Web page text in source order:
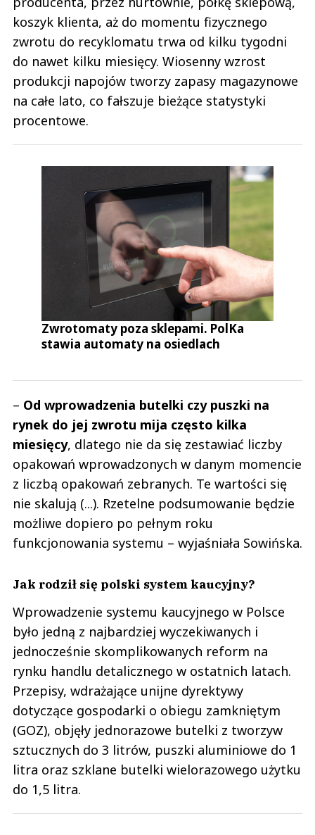
koszyk klienta, aż do momentu fizycznego
zwrotu do recyklomatu trwa od kilku tygodni
do nawet kilku miesięcy. Wiosenny wzrost
produkcji napojów tworzy zapasy magazynowe
na całe lato, co fałszuje bieżące statystyki
procentowe.
Zwrotomaty poza sklepami. PolKa
stawia automaty na osiedlach
– Od wprowadzenia butelki czy puszki na
rynek do jej zwrotu mija często kilka
miesięcy, dlatego nie da się zestawiać liczby
opakowań wprowadzonych w danym momencie
z liczbą opakowań zebranych. Te wartości się
nie skalują (...). Rzetelne podsumowanie będzie
możliwe dopiero po pełnym roku
funkcjonowania systemu – wyjaśniała Sowińska.
Jak rodził się polski system kaucyjny?
Wprowadzenie systemu kaucyjnego w Polsce
było jedną z najbardziej wyczekiwanych i
jednocześnie skomplikowanych reform na
rynku handlu detalicznego w ostatnich latach.
Przepisy, wdrażające unijne dyrektywy
dotyczące gospodarki o obiegu zamkniętym
(GOZ), objęły jednorazowe butelki z tworzyw
sztucznych do 3 litrów, puszki aluminiowe do 1
litra oraz szklane butelki wielorazowego użytku
do 1,5 litra.